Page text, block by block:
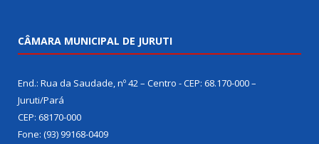
CÂMARA MUNICIPAL DE JURUTI
End.: Rua da Saudade, nº 42 – Centro - CEP: 68.170-000 –
Juruti/Pará
CEP: 68170-000
Fone: (93) 99168-0409